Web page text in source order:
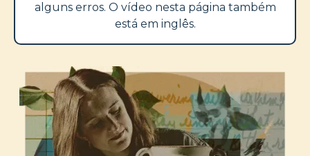
alguns erros. O vídeo nesta página também
está em inglês.